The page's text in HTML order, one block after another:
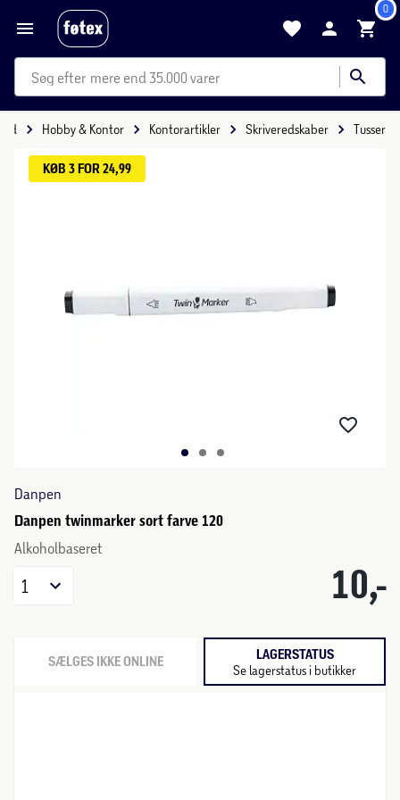
0
mere end 35.000 varer
Hobby & Kontor Kontorartikler Skriveredskaber Tusser
KØB 3 FOR 24,99
Danpen
Danpen twinmarker sort farve 120
Alkoholbaseret
10,-
1
SÆLGES IKKE ONLINE LAGERSTATUS
Se lagerstatus i butikker